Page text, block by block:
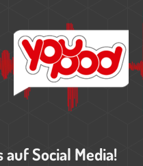
auf Social Media!